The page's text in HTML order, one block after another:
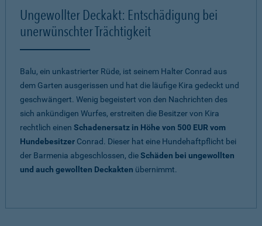
Ungewollter Deckakt: Entschädigung bei
unerwünschter Trächtigkeit
Balu, ein unkastrierter Rüde, ist seinem Halter Conrad aus
dem Garten ausgerissen und hat die läufige Kira gedeckt und
geschwängert. Wenig begeistert von den Nachrichten des
sich ankündigen Wurfes, erstreiten die Besitzer von Kira
rechtlich einen Schadenersatz in Höhe von 500 EUR vom
Hundebesitzer Conrad. Dieser hat eine Hundehaftpflicht bei
der Barmenia abgeschlossen, dieSchäden bei ungewollten
und auch gewollten Deckakten übernimmt.